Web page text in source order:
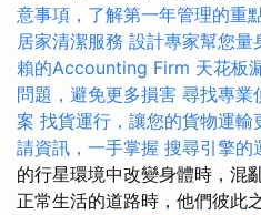
意事項，了解第一年管理的重
居家清潔服務 設計專家幫您量
賴的Accounting Firm 天花板
問題，避免更多損害 尋找專業
案 找貨運行，讓您的貨物運輸
請資訊，一手掌握 搜尋引擎的
的行星環境中改變身體時，混
正常生活的道路時，他們彼此